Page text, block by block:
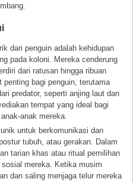
dari penguin adalah kehidupan
pada koloni. Mereka cenderung
dari ratusan hingga ribuan
bagi penguin, terutama
predator, seperti anjing laut dan
tempat yang ideal bagi
anak mereka.
untuk berkomunikasi dan
tubuh, atau gerakan. Dalam
tarian khas atau ritual pemilihan
mereka. Ketika musim
dan saling menjaga telur mereka